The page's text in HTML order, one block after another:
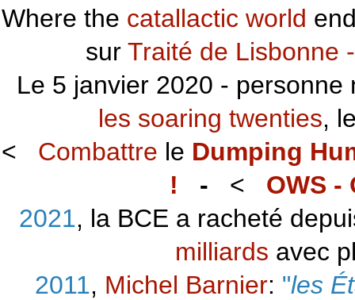
Where the catallactic world
sur Traité de Lisbonne
Le 5 janvier 2020 -
les soaring twenties,
< Combattre le Dumping
! - < OWS -
2021, la BCE a racheté
milliards avec
2011, Michel Barnier: "les